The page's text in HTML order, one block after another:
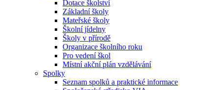
Dotace školství
Základní školy
Mateřské školy
Školní jídelny
Školy v přírodě
Organizace školního roku
Pro vedení škol
Místní akční plán vzdělávání
Spolky
Seznam spolků a praktické informace